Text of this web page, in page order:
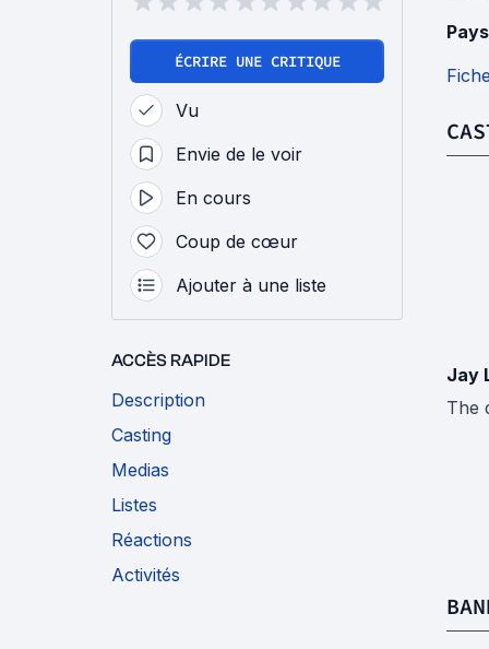
ÉCRIRE UNE CRITIQUE
Vu
Envie de le voir
En cours
Coup de cœur
Ajouter à une liste
ACCÈS RAPIDE
Description
Casting
Medias
Listes
Réactions
Activités
Jay
The